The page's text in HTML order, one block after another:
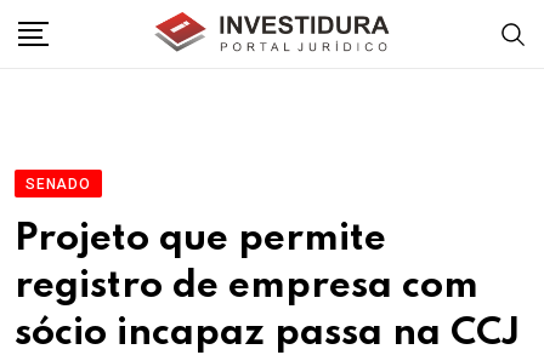
SENADO
Projeto que permite
registro de empresa com
sócio incapaz passa na CCJ